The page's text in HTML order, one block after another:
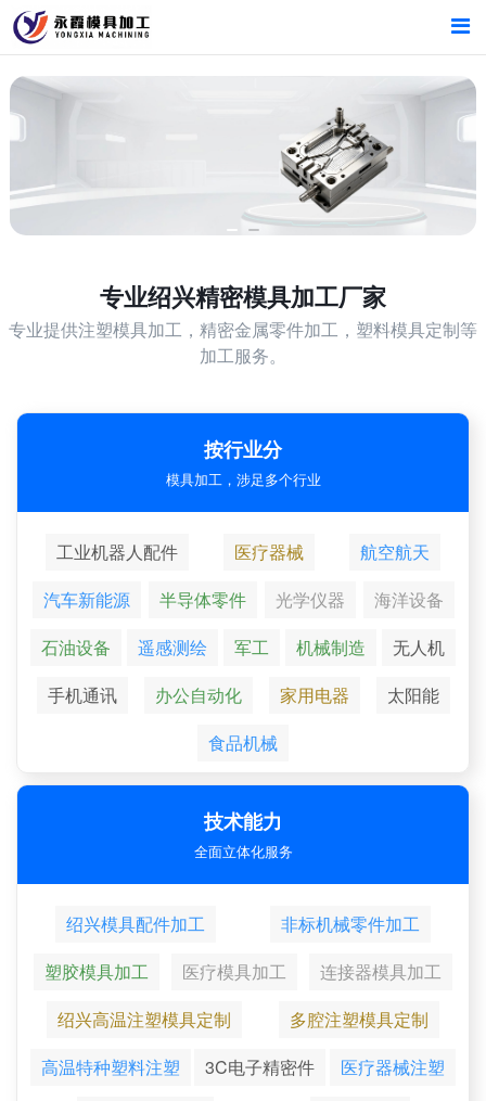
首页
产品中心
新闻中心
首页
产品中心
新闻中心
专业绍兴精密模具加工厂家
专业提供注塑模具加工，精密金属零件加工，塑料模具定制等
加工服务。
按行业分
模具加工，涉足多个行业
工业机器人配件 医疗器械
航空航天
汽车新能源
半导体零件 光学仪器
海洋设备
石油设备
遥感测绘 军工 机械制造
无人机
手机通讯
办公自动化 家用电器
太阳能
食品机械
技术能力
全面立体化服务
绍兴模具配件加工
非标机械零件加工
塑胶模具加工
医疗模具加工
连接器模具加工
绍兴高温注塑模具定制
多腔注塑模具定制
高温特种塑料注塑
3C电子精密件
医疗器械注塑